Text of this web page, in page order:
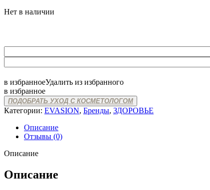
Нет в наличии
в избранноеУдалить из избранного
в избранное
ПОДОБРАТЬ УХОД С КОСМЕТОЛОГОМ
Категории: EVASION, Бренды, ЗДОРОВЬЕ
Описание
Отзывы (0)
Описание
Описание